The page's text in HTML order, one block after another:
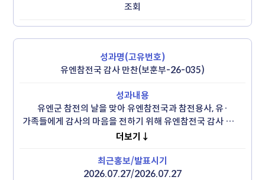
조회
유엔참전국 감사 만찬(보훈부-26-035)
유엔군 참전의 날을 맞아 유엔참전국과 참전용사, 유·
가족들에게 감사의 마음을 전하기 위해 유엔참전국 감사 만찬
개최(7.27.)
- 보훈부 장관, 유엔참전용사, 유엔사 부사령관, 주한 참전국
대사, 강뉴합창단 등 200여 명 참석
더보기↓
2026.07.27/2026.07.27